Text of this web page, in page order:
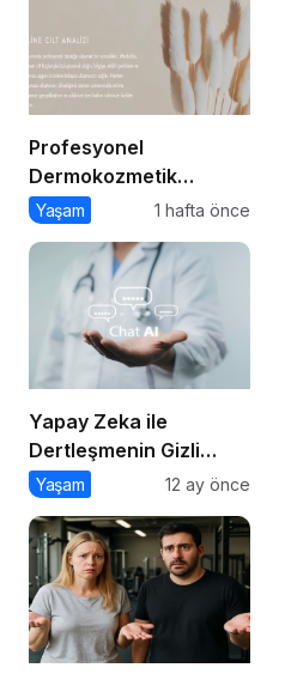
Profesyonel
Dermokozmetik
Ürünler Cilt Bakımında
Yaşam 1 hafta önce
Yapay Zeka ile
Dertleşmenin Gizli
Tehlikeleri
Yaşam 12 ay önce